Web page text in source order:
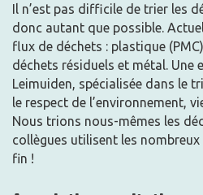
Il n’est pas difficile de trier les
donc autant que possible.
flux de déchets : plastique
déchets résiduels et métal. Une
Leimuiden, spécialisée dans le
le respect de l’environnement,
Nous trions nous-mêmes les
collègues utilisent les
fin !